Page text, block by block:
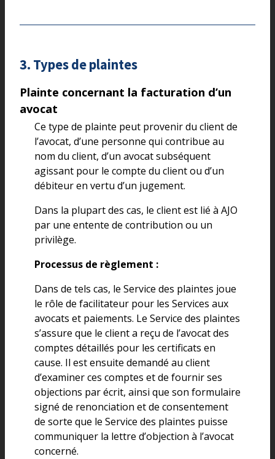
3. Types de plaintes
Plainte concernant la facturation d’un
avocat
Ce type de plainte peut provenir du client de
l’avocat, d’une personne qui contribue au
nom du client, d’un avocat subséquent
agissant pour le compte du client ou d’un
débiteur en vertu d’un jugement.
Dans la plupart des cas, le client est lié à AJO
par une entente de contribution ou un
privilège.
Processus de règlement :
Dans de tels cas, le Service des plaintes joue
le rôle de facilitateur pour les Services aux
avocats et paiements. Le Service des plaintes
s’assure que le client a reçu de l’avocat des
comptes détaillés pour les certificats en
cause. Il est ensuite demandé au client
d’examiner ces comptes et de fournir ses
objections par écrit, ainsi que son formulaire
signé de renonciation et de consentement
de sorte que le Service des plaintes puisse
communiquer la lettre d’objection à l’avocat
concerné.